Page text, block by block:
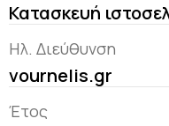
Κατασκευή
Ηλ. Διεύθυνση
vournelis.gr
Έτος